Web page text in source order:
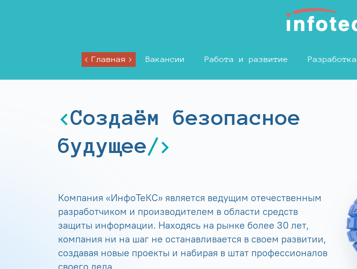
Главная Вакансии Работа и развитие Разработка
Создаём безопасное
будущее
Компания «ИнфоТеКС» является ведущим отечественным
разработчиком и производителем в области средств
защиты информации. Находясь на рынке более 30 лет,
компания ни на шаг не останавливается в своем развитии,
создавая новые проекты и набирая в штат профессионалов
своего дела.